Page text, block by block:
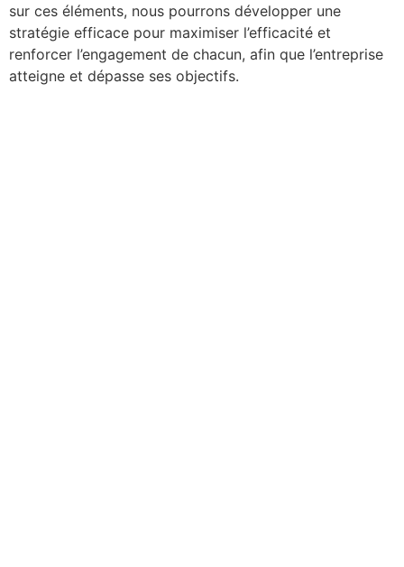
sur ces éléments, nous pourrons développer une
stratégie efficace pour maximiser l’efficacité et
renforcer l’engagement de chacun, afin que l’entreprise
atteigne et dépasse ses objectifs.